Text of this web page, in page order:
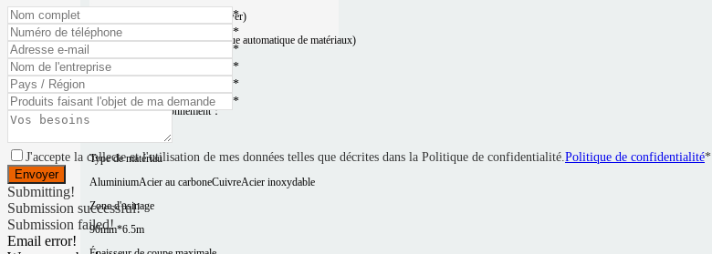
Machine weight (varies with power)
3800 kg (y compris la bibliothèque automatique de matériaux)
Maximum chuck speed
Précision de positionnement：
Type de matériau
AluminiumAcier au carboneCuivreAcier inoxydable
Zone d'usinage
90mm*6.5m
*
*
*
*
*
*
J'accepte la collecte et l'utilisation de mes données telles que décrites dans la Politique de confidentialité.Politique de confidentialité*
Submitting!
Submission successful!
Submission failed!
Email error!